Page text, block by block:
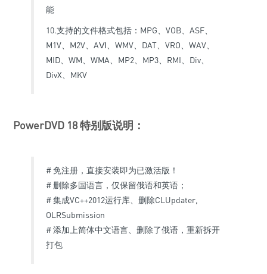
能
10.支持的文件格式包括：MPG、VOB、ASF、
M1V、M2V、AⅥ、WMV、DAT、VRO、WAV、
MID、WM、WMA、MP2、MP3、RMI、Div、
DivX、MKV
PowerDVD 18 特别版说明：
# 免注册，直接安装即为已激活版！
# 删除多国语言，仅保留俄语和英语；
# 集成VC++2012运行库、删除CLUpdater,
OLRSubmission
# 添加上简体中文语言、删除了俄语，重新拆开
打包